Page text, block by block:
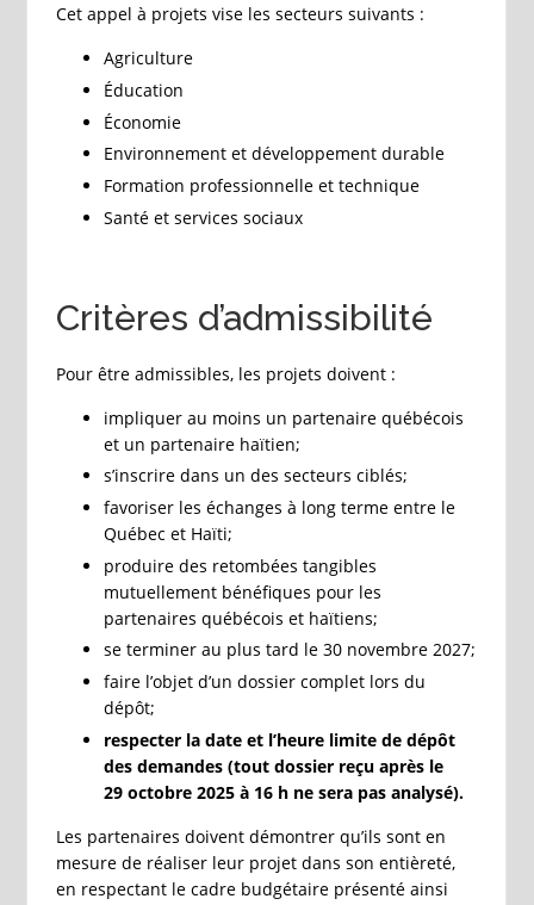
Cet appel à projets vise les secteurs suivants :
Agriculture
Éducation
Économie
Environnement et développement durable
Formation professionnelle et technique
Santé et services sociaux
Critères d’admissibilité
Pour être admissibles, les projets doivent :
impliquer au moins un partenaire québécois
et un partenaire haïtien;
s’inscrire dans un des secteurs ciblés;
favoriser les échanges à long terme entre le
Québec et Haïti;
produire des retombées tangibles
mutuellement bénéfiques pour les
partenaires québécois et haïtiens;
se terminer au plus tard le 30 novembre 2027;
faire l’objet d’un dossier complet lors du
dépôt;
respecter la date et l’heure limite de dépôt
des demandes (tout dossier reçu après le
29 octobre 2025 à 16 h ne sera pas analysé).
Les partenaires doivent démontrer qu’ils sont en
mesure de réaliser leur projet dans son entièreté,
en respectant le cadre budgétaire présenté ainsi